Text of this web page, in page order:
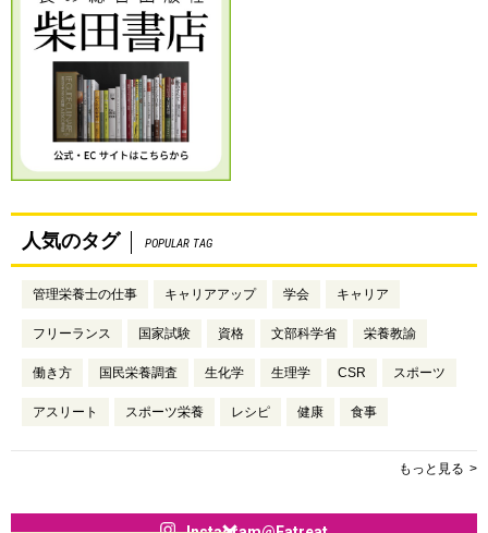
人気のタグ POPULAR TAG
管理栄養士の仕事 キャリアアップ 学会 キャリア
フリーランス 国家試験 資格 文部科学省 栄養教諭
働き方 国民栄養調査 生化学 生理学 CSR スポーツ
アスリート スポーツ栄養 レシピ 健康 食事
もっと見る